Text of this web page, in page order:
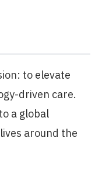
to elevate
driven care.
a global
around the